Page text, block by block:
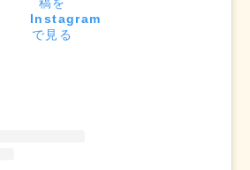
Instagram
で見る